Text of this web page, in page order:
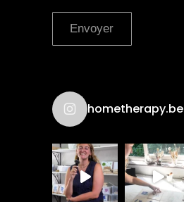
Envoyer
hometherapy.be